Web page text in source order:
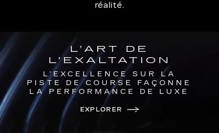
réalité.
L’ART DE
L’EXALTATION
L’EXCELLENCE SUR LA
PISTE DE COURSE FAÇONNE
LA PERFORMANCE DE LUXE
EXPLORER